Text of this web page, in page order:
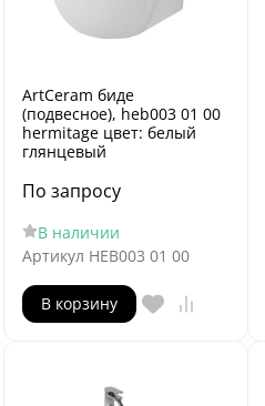
ArtCeram биде
(подвесное), heb003 01 00
hermitage цвет: белый
глянцевый
По запросу
В наличии
Артикул HEB003 01 00
В корзину